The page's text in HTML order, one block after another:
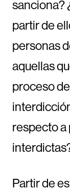
sanciona?
partir de
personas
aquellas
proceso
respecto a
Partir de